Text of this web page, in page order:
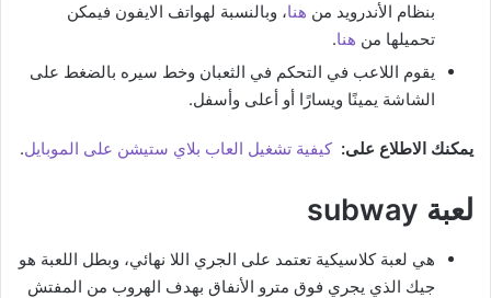
بنظام الأندرويد من هنا، وبالنسبة لهواتف الايفون فيمكن
تحميلها من هنا.
يقوم اللاعب في التحكم في الثعبان وخط سيره بالضغط على
الشاشة يمينًا ويسارًا أو أعلى وأسفل.
يمكنك الاطلاع على: كيفية تشغيل العاب بلاي ستيشن على الموبايل.
لعبة subway
هي لعبة كلاسيكية تعتمد على الجري اللا نهائي، وبطل اللعبة هو
جيك الذي يجري فوق مترو الأنفاق بهدف الهروب من المفتش